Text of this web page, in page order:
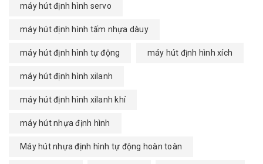
máy hút định hình servo
máy hút định hình tấm nhựa dàuy
máy hút định hình tự động máy hút định hình xích
máy hút định hình xilanh
máy hút định hình xilanh khí
máy hút nhựa định hình
Máy hút nhựa định hình tự động hoàn toàn